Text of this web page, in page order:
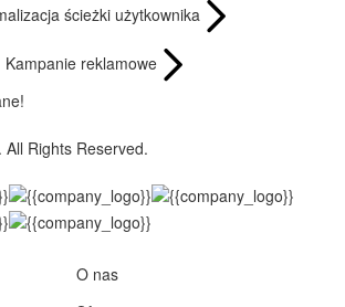
ścieżki użytkownika
Kampanie reklamowe
Rights Reserved.
O nas